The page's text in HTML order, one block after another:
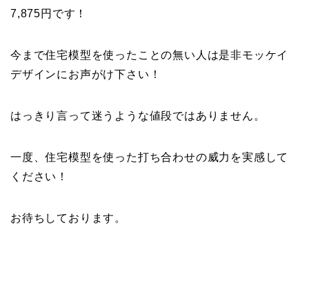
7,875円です！
今まで住宅模型を使ったことの無い人は是非モッケイ
デザインにお声がけ下さい！
はっきり言って迷うような値段ではありません。
一度、住宅模型を使った打ち合わせの威力を実感して
ください！
お待ちしております。